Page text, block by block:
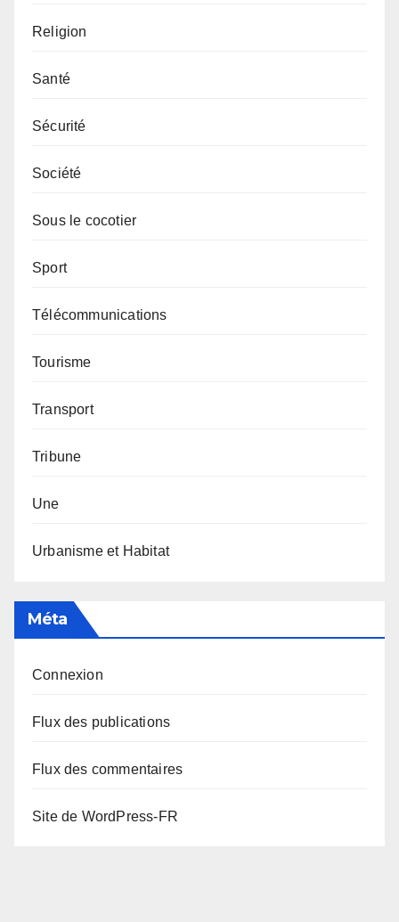
Religion
Santé
Sécurité
Société
Sous le cocotier
Sport
Télécommunications
Tourisme
Transport
Tribune
Une
Urbanisme et Habitat
Méta
Connexion
Flux des publications
Flux des commentaires
Site de WordPress-FR